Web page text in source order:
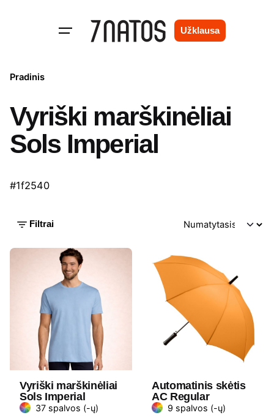
Užklausa
Pradinis
Vyriški marškinėliai
Sols Imperial
#1f2540
Filtrai
Vyriški marškinėliai
Sols Imperial
37 spalvos (-ų)
Automatinis skėtis
AC Regular
9 spalvos (-ų)